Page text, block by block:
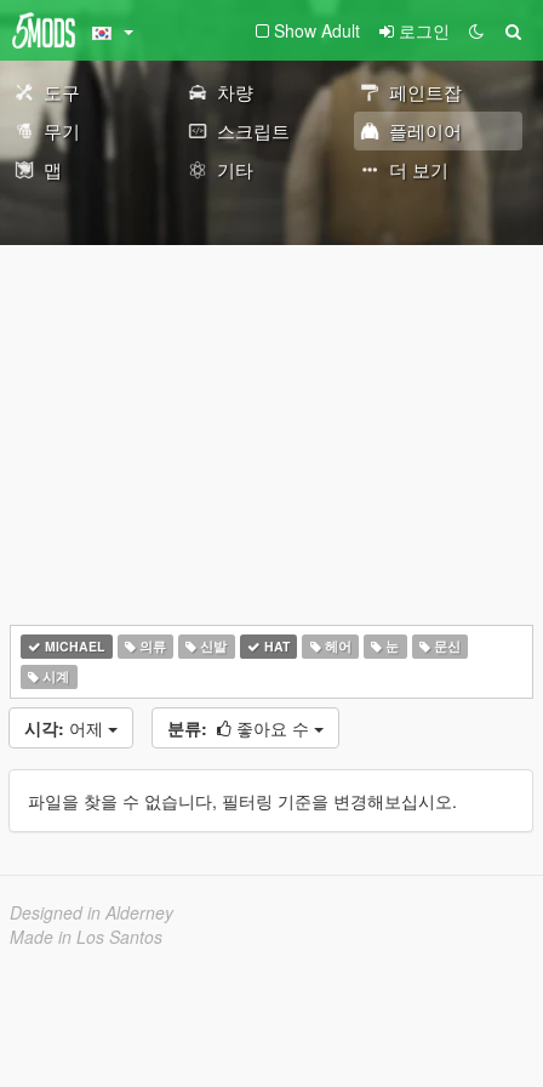
Show Adult 로그인
도구 차량
페인트잡
무기
스크립트
플레이어
맵
기타 더 보기
MICHAEL 의류 신발 HAT 헤어 눈
문신
시계
시각: 어제 분류: 좋아요 수
파일을 찾을 수 없습니다, 필터링 기준을 변경해보십시오.
Designed in Alderney
Made in Los Santos